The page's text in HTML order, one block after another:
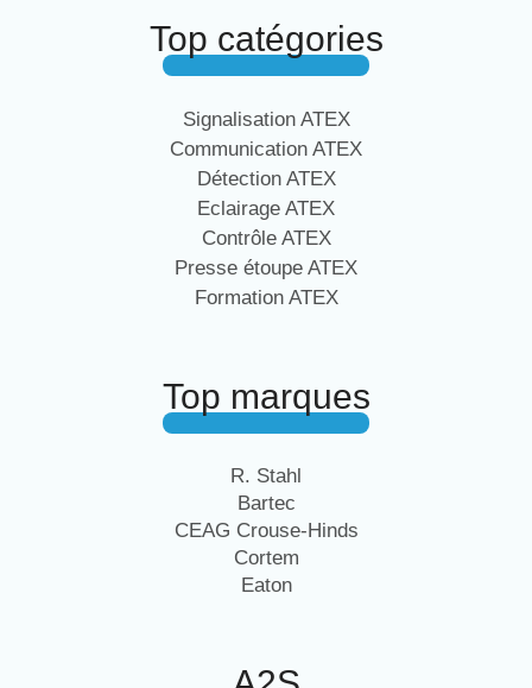
Top catégories
Signalisation ATEX
Communication ATEX
Détection ATEX
Eclairage ATEX
Contrôle ATEX
Presse étoupe ATEX
Formation ATEX
Top marques
R. Stahl
Bartec
CEAG Crouse-Hinds
Cortem
Eaton